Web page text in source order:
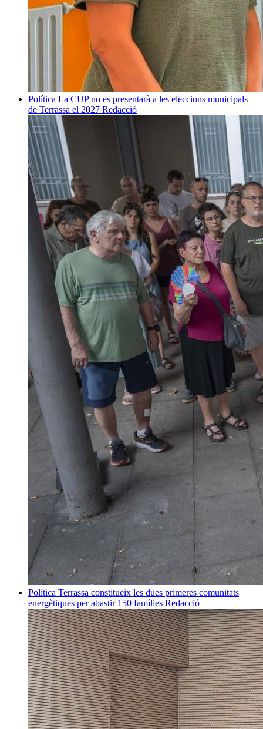
Política La CUP no es presentarà a les eleccions municipals
de Terrassa el 2027 Redacció
Política Terrassa constitueix les dues primeres comunitats
energètiques per abastir 150 famílies Redacció